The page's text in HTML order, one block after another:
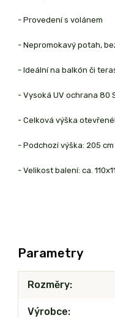
- Provedení s volánem
- Nepromokavý potah,
- Ideální na balkón či
- Vysoká UV ochrana 80
- Celková výška
- Podchozí výška: 205 cm
- Velikost balení: ca.
Parametry
Rozměry
Výrobce